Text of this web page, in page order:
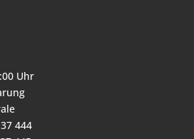
Uhr
444